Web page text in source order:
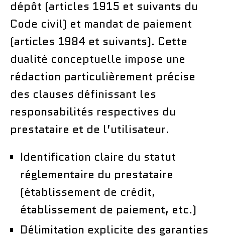
dépôt (articles 1915 et suivants du
Code civil) et mandat de paiement
(articles 1984 et suivants). Cette
dualité conceptuelle impose une
rédaction particulièrement précise
des clauses définissant les
responsabilités respectives du
prestataire et de l’utilisateur.
Identification claire du statut
réglementaire du prestataire
(établissement de crédit,
établissement de paiement, etc.)
Délimitation explicite des garanties